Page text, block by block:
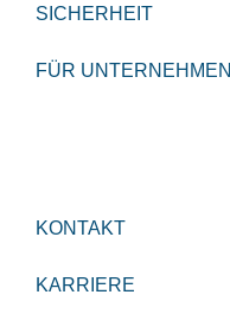
SICHERHEIT
FÜR UNTERNEHMEN
KONTAKT
KARRIERE